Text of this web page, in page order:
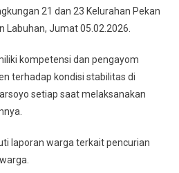
Harsoyo
Wujudkan
Aman
Dan
21 dan 23 Kelurahan Pekan
Labuhan, Jumat 05.02.2026.
kompetensi dan pengayom
terhadap kondisi stabilitas di
setiap saat melaksanakan
laporan warga terkait pencurian